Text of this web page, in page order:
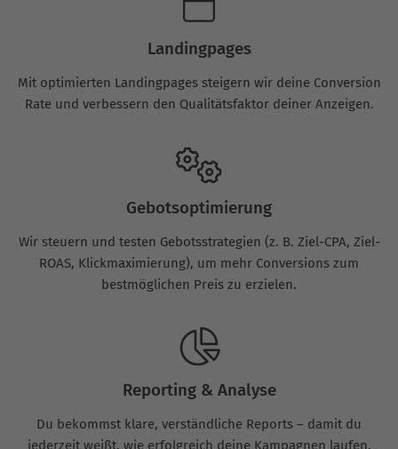
Landingpages
Mit optimierten Landingpages steigern wir deine Conversion
Rate und verbessern den Qualitätsfaktor deiner Anzeigen.
Gebotsoptimierung
Wir steuern und testen Gebotsstrategien (z. B. Ziel-CPA, Ziel-
ROAS, Klickmaximierung), um mehr Conversions zum
bestmöglichen Preis zu erzielen.
Reporting & Analyse
Du bekommst klare, verständliche Reports – damit du
jederzeit weißt, wie erfolgreich deine Kampagnen laufen.